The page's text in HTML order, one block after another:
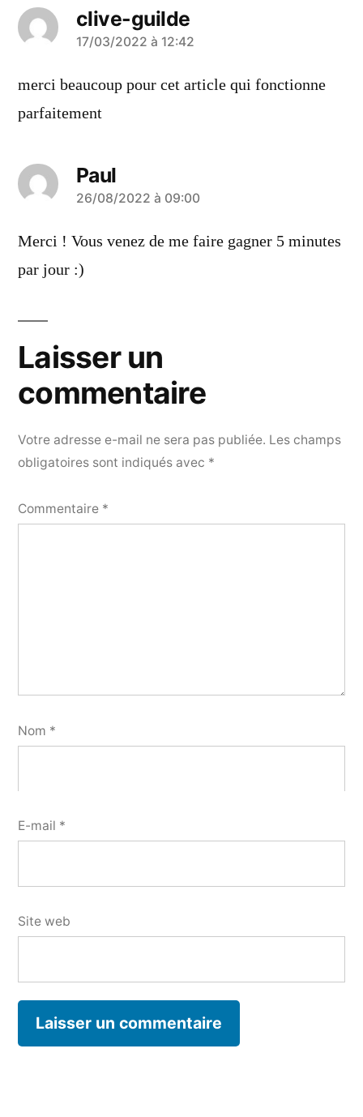
clive-guilde
a
dit :
17/03/2022 à 12:42
merci beaucoup pour cet article qui fonctionne
parfaitement
Paul
a
dit :
26/08/2022 à 09:00
Merci ! Vous venez de me faire gagner 5 minutes
par jour :)
Laisser un
commentaire
Votre adresse e-mail ne sera pas publiée. Les champs
obligatoires sont indiqués avec *
Commentaire *
Nom *
E-mail *
Site web